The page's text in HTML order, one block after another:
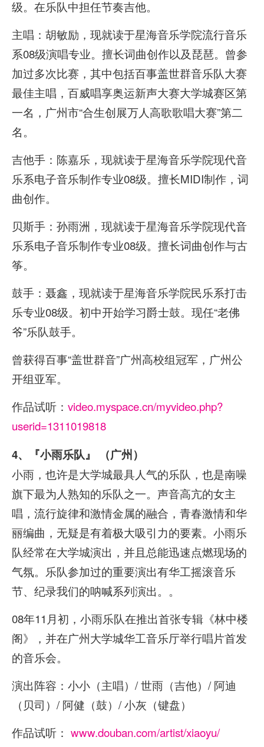
级。在乐队中担任节奏吉他。
主唱：胡敏励，现就读于星海音乐学院流行音乐
系08级演唱专业。擅长词曲创作以及琵琶。曾参
加过多次比赛，其中包括百事盖世群音乐队大赛
最佳主唱，百威唱享奥运新声大赛大学城赛区第
一名，广州市“合生创展万人高歌歌唱大赛”第二
名。
吉他手：陈嘉乐，现就读于星海音乐学院现代音
乐系电子音乐制作专业08级。擅长MIDI制作，词
曲创作。
贝斯手：孙雨洲，现就读于星海音乐学院现代音
乐系电子音乐制作专业08级。擅长词曲创作与古
筝。
鼓手：聂鑫，现就读于星海音乐学院民乐系打击
乐专业08级。初中开始学习爵士鼓。现任“老佛
爷”乐队鼓手。
曾获得百事“盖世群音”广州高校组冠军，广州公
开组亚军。
作品试听： video.myspace.cn/myvideo.php?
userid=1311019818
4、『小雨乐队』 （广州）
小雨，也许是大学城最具人气的乐队，也是南噪
旗下最为人熟知的乐队之一。声音高亢的女主
唱，流行旋律和激情金属的融合，青春激情和华
丽编曲，无疑是有着极大吸引力的要素。小雨乐
队经常在大学城演出，并且总能迅速点燃现场的
气氛。乐队参加过的重要演出有华工摇滚音乐
节、纪录我们的呐喊系列演出。。
08年11月初，小雨乐队在推出首张专辑《林中楼
阁》，并在广州大学城华工音乐厅举行唱片首发
的音乐会。
演出阵容：小小（主唱）/ 世雨（吉他）/ 阿迪
（贝司）/ 阿健（鼓）/ 小灰（键盘）
作品试听： www.douban.com/artist/xiaoyu/